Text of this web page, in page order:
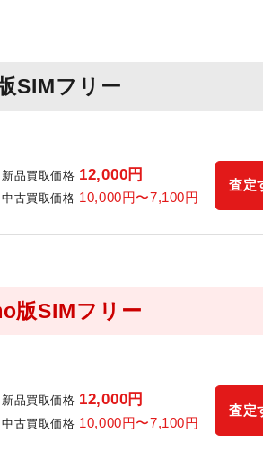
SIMフリー
新品買取価格 12,000円
中古買取価格 10,000円〜7,100円
査定
版SIMフリー
新品買取価格 12,000円
中古買取価格 10,000円〜7,100円
査定